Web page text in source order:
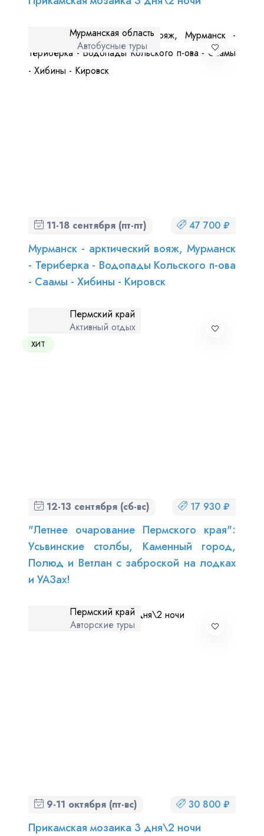
Мурманская область
Автобусные туры
11-18 сентября (пт-пт) 47 700 ₽
Мурманск - арктический вояж, Мурманск
- Териберка - Водопады Кольского п-ова
- Саамы - Хибины - Кировск
ХИТ
Пермский край
Активный отдых
12-13 сентября (сб-вс) 17 930 ₽
"Летнее очарование Пермского края":
Усьвинские столбы, Каменный город,
Полюд и Ветлан с заброской на лодках
и УАЗах!
Пермский край
Авторские туры
9-11 октября (пт-вс) 30 800 ₽
Прикамская мозаика 3 дня\2 ночи